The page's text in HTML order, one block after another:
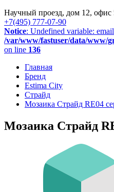
Научный проезд, дом 12, офис
+7(495) 777-07-90
Notice: Undefined variable:
/var/www/fastuser/data/www/
on line 136
Главная
Бренд
Estima City
Страйд
Мозаика Страйд RE04
Мозаика Страйд